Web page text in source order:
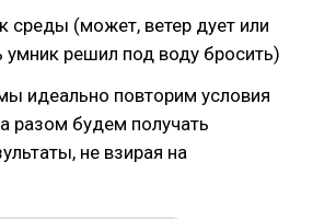
среды (может, ветер дует или
умник решил под воду бросить)
идеально повторим условия
разом будем получать
не взирая на